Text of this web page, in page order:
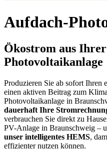
Aufdach-
Ökostrom aus Ihrer
Photovoltaikanlage
Produzieren Sie ab sofort Ihren
einen aktiven Beitrag zum
Photovoltaikanlage in
dauerhaft Ihre
verbrauchen Sie direkt zu
PV-Anlage in Braunschweig –
unser intelligentes HEMS,
effizienter nutzen können.